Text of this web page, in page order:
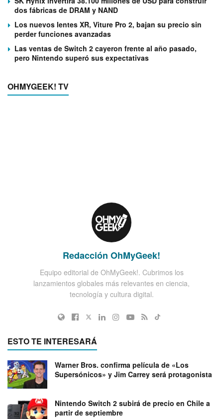
dos fábricas de DRAM y NAND
Los nuevos lentes XR, Viture Pro 2, bajan su precio sin
perder funciones avanzadas
Las ventas de Switch 2 cayeron frente al año pasado,
pero Nintendo superó sus expectativas
OHMYGEEK! TV
Redacción OhMyGeek!
Equipo editorial de OhMyGeek!. Cubrimos los
lanzamientos globales más relevantes en ciencia,
tecnología y cultura digital.
ESTO TE INTERESARÁ
Warner Bros. confirma película de «Los
Supersónicos» y Jim Carrey será protagonista
Nintendo Switch 2 subirá de precio en Chile a
partir de septiembre